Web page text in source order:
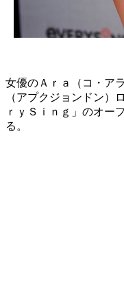
女優のＡｒａ（コ・ア
（アプクジョンドン）
ｒｙＳｉｎｇ」のオー
る。